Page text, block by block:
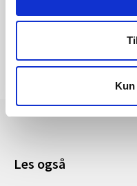
Les også